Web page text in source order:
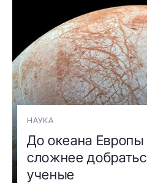
НАУКА
До океана Европы
сложнее
ученые